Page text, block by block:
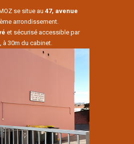
se situe au 47, avenue
arrondissement.
et sécurisé accessible par
à 30m du cabinet.